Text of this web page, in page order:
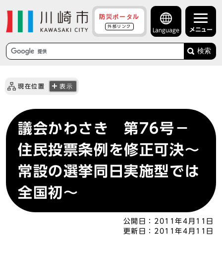
防災ポータル
外部リンク
Language メニュー
検索
現在位置 表示
議会かわさき 第76号－
住民投票条例を修正可決～
常設の選挙同日実施型では
全国初～
公開日： 2011年4月11日
更新日： 2011年4月11日